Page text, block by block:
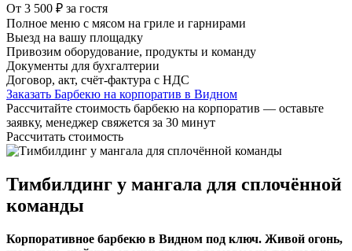
От 3 500 ₽ за гостя
Полное меню с мясом на гриле и гарнирами
Выезд на вашу площадку
Привозим оборудование, продукты и команду
Документы для бухгалтерии
Договор, акт, счёт-фактура с НДС
Заказать Барбекю на корпоратив в Видном
Рассчитайте стоимость барбекю на корпоратив — оставьте
заявку, менеджер свяжется за 30 минут
Рассчитать стоимость
Тимбилдинг у мангала для сплочённой
команды
Корпоративное барбекю в Видном под ключ. Живой огонь,